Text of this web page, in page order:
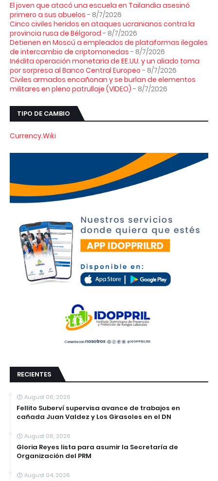
El joven que atacó una escuela en Tailandia asesinó
primero a sus abuelos - 8/7/2026
Cinco civiles heridos en ataques ucranianos contra la
provincia rusa de Bélgorod - 8/7/2026
Detienen en Moscú a empleados de plataformas ilegales
de intercambio de criptomonedas - 8/7/2026
Inédita operación monetaria de EE.UU. y un aliado toma
por sorpresa al Banco Central Europeo - 8/7/2026
Civiles armados encañonan y se burlan de elementos
militares en pleno patrullaje (VIDEO) - 8/7/2026
TIPO DE CAMBIO
Currency.Wiki
RECIENTES
August 06, 2026
Fellito Suberví supervisa avance de trabajos en
cañada Juan Valdez y Los Girasoles en el DN
August 06, 2026
Gloria Reyes lista para asumir la Secretaría de
Organización del PRM
August 04, 2026